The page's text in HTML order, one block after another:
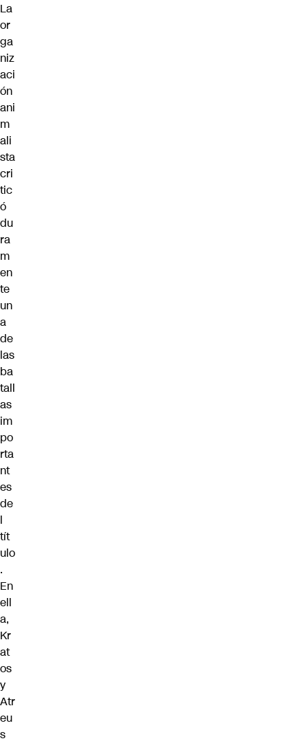
La
or
ga
niz
aci
ón
ani
m
ali
sta
cri
tic
ó
du
ra
m
en
te
un
a
de
las
ba
tall
as
im
po
rta
nt
es
de
l
tít
ulo
.
En
ell
a,
Kr
at
os
y
Atr
eu
s